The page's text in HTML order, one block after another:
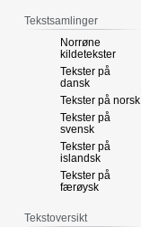
Tekstsamlinger
Norrøne
kildetekster
Tekster på
dansk
Tekster på norsk
Tekster på
svensk
Tekster på
islandsk
Tekster på
færøysk
Tekstoversikt